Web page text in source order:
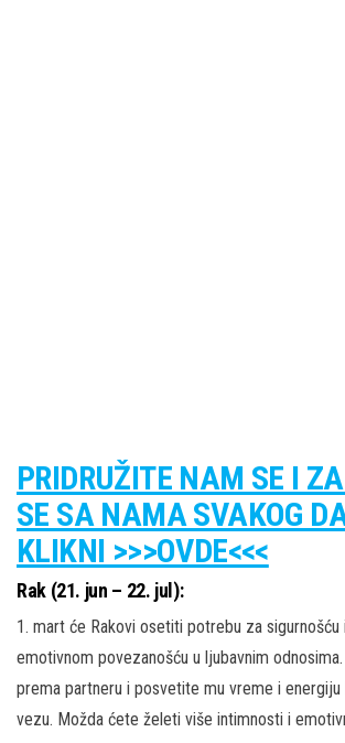
PRIDRUŽITE NAM SE I
SE SA NAMA SVAKOG
KLIKNI >>>OVDE<<<
Rak (21. jun – 22. jul):
1. mart će Rakovi osetiti potrebu za sigurnošću
emotivnom povezanošću u ljubavnim
prema partneru i posvetite mu vreme i energiju
vezu. Možda ćete želeti više intimnosti i